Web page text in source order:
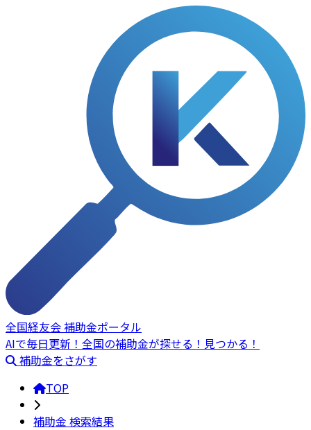
全国経友会 補助金ポータル
AIで毎日更新！全国の補助金が探せる！見つかる！
補助金をさがす
TOP
補助金 検索結果